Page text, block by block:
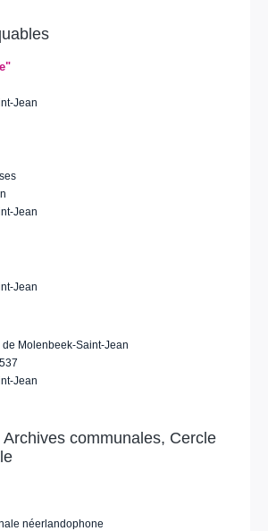
Jean
Jean
Jean
Molenbeek-Saint-Jean
Jean
communales, Cercle
néerlandophone